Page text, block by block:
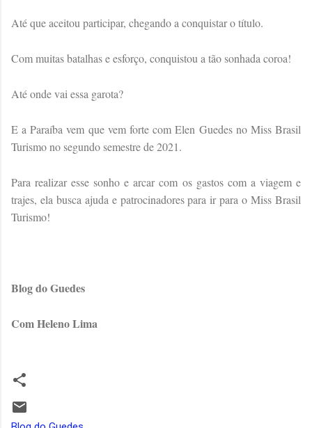
Até que aceitou participar, chegando a conquistar o título.
Com muitas batalhas e esforço, conquistou a tão sonhada coroa!
Até onde vai essa garota?
E a Paraíba vem que vem forte com Elen Guedes no Miss Brasil
Turismo no segundo semestre de 2021.
Para realizar esse sonho e arcar com os gastos com a viagem e
trajes, ela busca ajuda e patrocinadores para ir para o Miss Brasil
Turismo!
Blog do Guedes
Com Heleno Lima